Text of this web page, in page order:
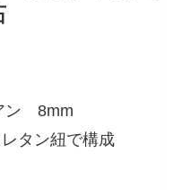
ン 8mm
タン紐で構成